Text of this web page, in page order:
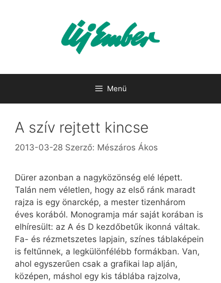
Menü
A szív rejtett kincse
2013-03-28 Szerző: Mészáros Ákos
Dürer azonban a nagyközönség elé lépett.
Talán nem véletlen, hogy az első ránk maradt
rajza is egy önarckép, a mester tizenhárom
éves korából. Monogramja már saját korában is
elhíresült: az A és D kezdőbetűk ikonná váltak.
Fa- és rézmetszetes lapjain, színes táblaképein
is feltűnnek, a legkülönfélébb formákban. Van,
ahol egyszerűen csak a grafikai lap alján,
középen, máshol egy kis táblába rajzolva,